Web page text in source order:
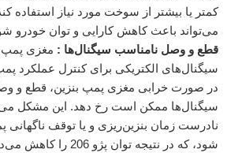
کمتر یا بیشتر از سوخت مورد نیاز استفاده
می‌تواند باعث کاهش کارایی و توان خودرو
قطع و وصل نامناسب سیگنال‌ها : مغزی پمپ
سیگنال‌های الکتریکی برای کنترل عملکرد
در صورت خرابی مغزی پمپ بنزین، قطع و
سیگنال‌ها ممکن است رخ دهد. این مشکل
نادرست زمان بنزین‌ریزی و یا توقف ناگهانی
شود، که در نتیجه توان پژو 206 را کاهش می‌دهد.